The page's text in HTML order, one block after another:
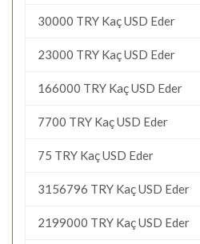
30000 TRY Kaç USD Eder
23000 TRY Kaç USD Eder
166000 TRY Kaç USD Eder
7700 TRY Kaç USD Eder
75 TRY Kaç USD Eder
3156796 TRY Kaç USD Eder
2199000 TRY Kaç USD Eder